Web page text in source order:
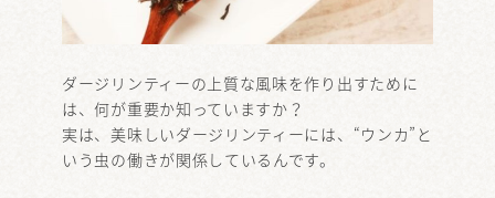
ダージリンティーの上質な風味を作り出すために
は、何が重要か知っていますか？
実は、美味しいダージリンティーには、“ウンカ”と
いう虫の働きが関係しているんです。